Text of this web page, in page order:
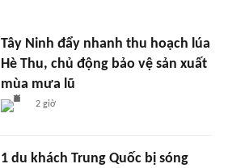
Tây Ninh đẩy nhanh thu hoạch lúa
Hè Thu, chủ động bảo vệ sản xuất
mùa mưa lũ
2 giờ
1 du khách Trung Quốc bị sóng